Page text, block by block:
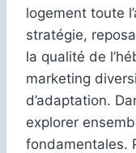
logement toute
stratégie,
la qualité de
marketing
d’adaptation.
explorer
fondamentales.